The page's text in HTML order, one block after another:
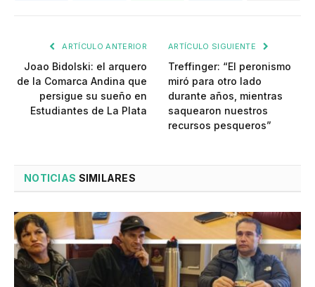
ARTÍCULO ANTERIOR
Joao Bidolski: el arquero
de la Comarca Andina que
persigue su sueño en
Estudiantes de La Plata
ARTÍCULO SIGUIENTE
Treffinger: “El peronismo
miró para otro lado
durante años, mientras
saquearon nuestros
recursos pesqueros”
NOTICIAS SIMILARES